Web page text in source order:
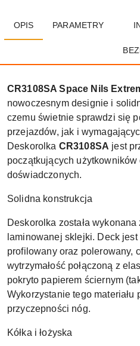
OPIS PARAMETRY
CR3108SA Space Nils
nowoczesnym designie i
czemu świetnie sprawdzi się
przejazdów, jak i
Deskorolka CR3108SA jest
początkujących
doświadczonych.
Solidna konstrukcja
Deskorolka została
laminowanej sklejki. Deck
profilowany oraz polerowany,
wytrzymałość połączoną z
pokryto papierem ściernym
Wykorzystanie tego
przyczepności nóg.
Kółka i łożyska